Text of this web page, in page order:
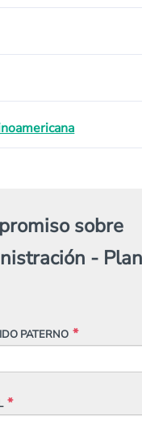
sobre
- Plan
PATERNO